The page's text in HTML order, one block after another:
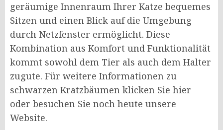
geräumige Innenraum Ihrer Katze bequemes
Sitzen und einen Blick auf die Umgebung
durch Netzfenster ermöglicht. Diese
Kombination aus Komfort und Funktionalität
kommt sowohl dem Tier als auch dem Halter
zugute. Für weitere Informationen zu
schwarzen Kratzbäumen klicken Sie hier
oder besuchen Sie noch heute unsere
Website.